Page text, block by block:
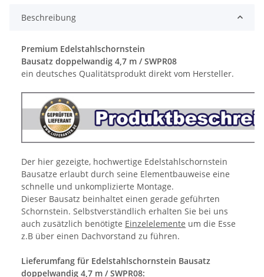
Beschreibung
Premium Edelstahlschornstein
Bausatz doppelwandig 4,7 m / SWPR08
ein deutsches Qualitätsprodukt direkt vom Hersteller.
Der hier gezeigte, hochwertige Edelstahlschornstein
Bausatze erlaubt durch seine Elementbauweise eine
schnelle und unkomplizierte Montage.
Dieser Bausatz beinhaltet einen gerade geführten
Schornstein. Selbstverständlich erhalten Sie bei uns
auch zusätzlich benötigte Einzelelemente um die Esse
z.B über einen Dachvorstand zu führen.
Lieferumfang für Edelstahlschornstein Bausatz
doppelwandig 4,7 m / SWPR08: